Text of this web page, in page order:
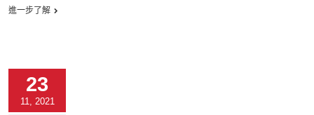
進一步了解
23
11, 2021